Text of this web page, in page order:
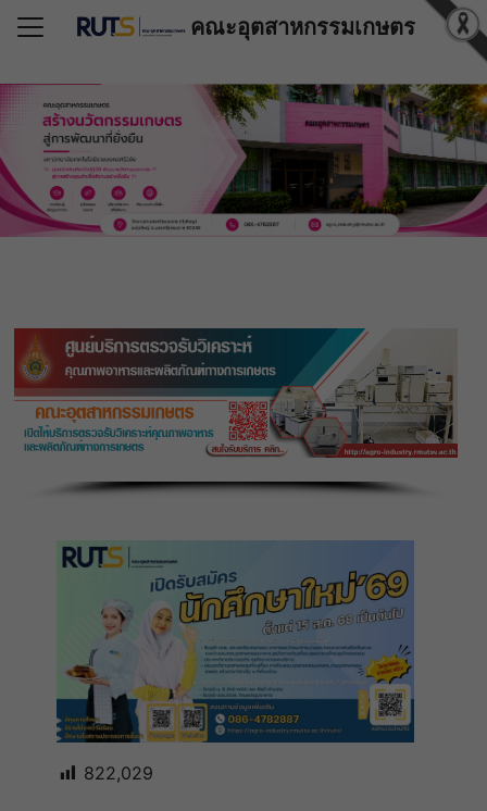
คณะอุตสาหกรรมเกษตร
บคณะฯ
รที่เปิดสอน
การวิชาการ
นุบำรุงศิลปวัฒนธรรม
/รางวัล
รา
822,029